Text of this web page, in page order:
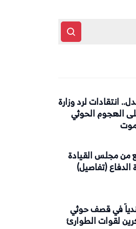
انتقادات لرد وزارة
الهجوم الحوثي
مجلس القيادة
الدفاع (تفاصيل)
45 جندياً في قصف حوثي
لقوات الطوارئ